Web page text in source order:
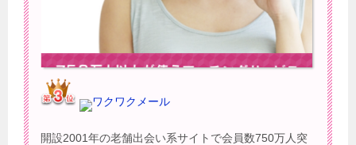
ワクワクメール
開設2001年の老舗出会い系サイトで会員数750万人突